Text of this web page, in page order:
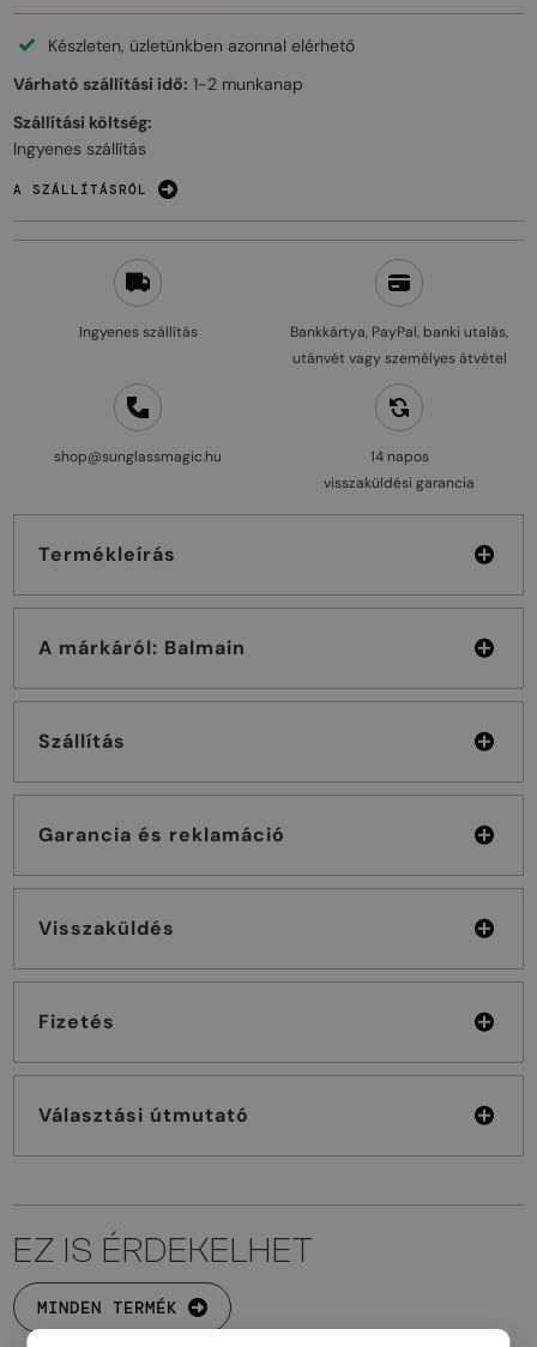
Ingyenes szállítás
Bankkártya, PayPal, banki utalás,
utánvét vagy személyes átvétel
shop@sunglassmagic.hu
14 napos
visszaküldési garancia
Termékleírás
A márkáról: Balmain
Szállítás
Garancia és reklamáció
Visszaküldés
Fizetés
Választási útmutató
Készleten, üzletünkben azonnal elérhető
Várható szállítási idő: 1-2 munkanap
Szállítási költség:
Ingyenes szállítás
A SZÁLLÍTÁSRÓL
EZ IS ÉRDEKELHET
MINDEN TERMÉK